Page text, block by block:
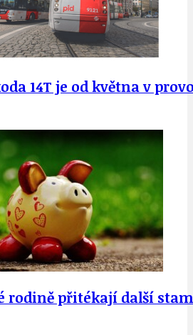
14T je od května v
rodině přitékají další